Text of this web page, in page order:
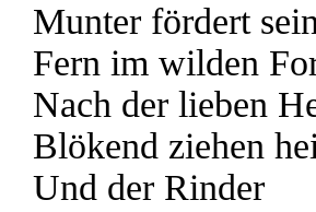
Munter fördert
Fern im wilden
Nach der lieben
Blökend ziehen
Und der Rinder